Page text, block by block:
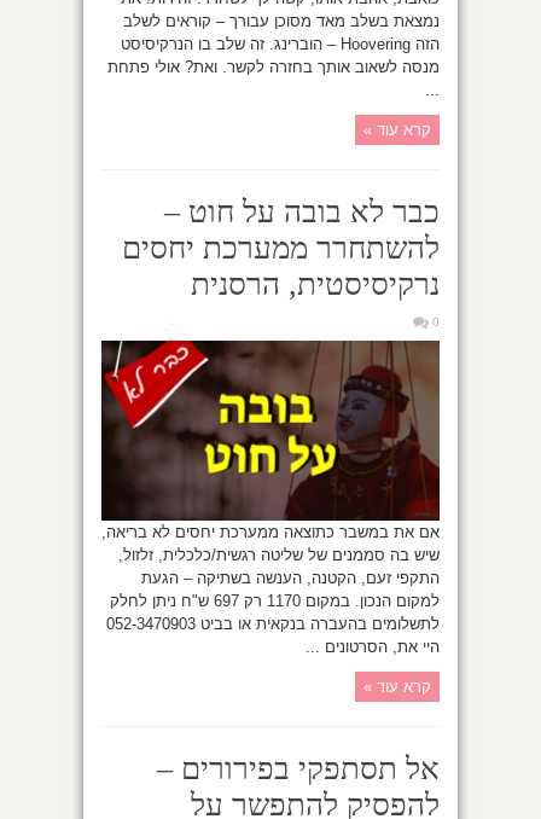
נמצאת בשלב מאד מסוכן עבורך – קוראים לשלב
הזה Hoovering – הוברינג. זה שלב בו הנרקיסיסט
מנסה לשאוב אותך בחזרה לקשר. ואת? אולי פתחת
...
קרא עוד »
כבר לא בובה על חוט –
להשתחרר ממערכת יחסים
נרקיסיסטית, הרסנית
0
אם את במשבר כתוצאה ממערכת יחסים לא בריאה,
שיש בה סממנים של שליטה רגשית/כלכלית, זלזול,
התקפי זעם, הקטנה, הענשה בשתיקה – הגעת
למקום הנכון. במקום 1170 רק 697 ש"ח ניתן לחלק
לתשלומים בהעברה בנקאית או בביט 052-3470903
היי את, הסרטונים ...
קרא עוד »
אל תסתפקי בפירורים –
להפסיק להתפשר על